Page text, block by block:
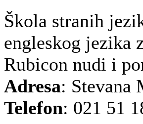
Škola stranih
engleskog jezika
Rubicon nudi i
Adresa: Stevana
Telefon: 021 51